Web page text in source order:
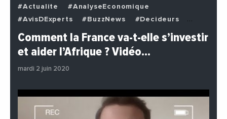
#Actualite
#AnalyseEconomique
#AvisDExperts
#BuzzNews
#Decideurs
#EchangesMediterraneens
#Economie
#Politique
Comment la France va-t-elle s’investir
et aider l’Afrique ? Vidéo…
mardi 2 juin 2020